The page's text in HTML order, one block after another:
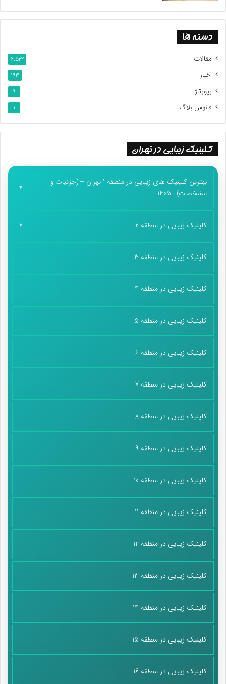
دسته ها
مقالات 6,522
اخبار 193
رپورتاژ 9
فانوس بلاگ 1
کلینیک زیبایی در تهران
بهترین کلینیک های زیبایی در منطقه 1 تهران + (جزئیات و
مشخصات) | 1405
کلینیک زیبایی در منطقه 2
کلینیک زیبایی در منطقه 3
کلینیک زیبایی در منطقه 4
کلینیک زیبایی در منطقه 5
کلینیک زیبایی در منطقه 6
کلینیک زیبایی در منطقه 7
کلینیک زیبایی در منطقه 8
کلینیک زیبایی در منطقه 9
کلینیک زیبایی در منطقه 10
کلینیک زیبایی در منطقه 11
کلینیک زیبایی در منطقه 12
کلینیک زیبایی در منطقه 13
کلینیک زیبایی در منطقه 14
کلینیک زیبایی در منطقه 15
کلینیک زیبایی در منطقه 16